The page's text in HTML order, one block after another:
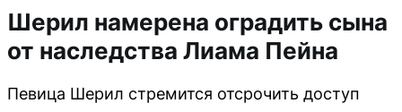
Шерил намерена оградить сына
от наследства Лиама Пейна
Певица Шерил стремится отсрочить доступ